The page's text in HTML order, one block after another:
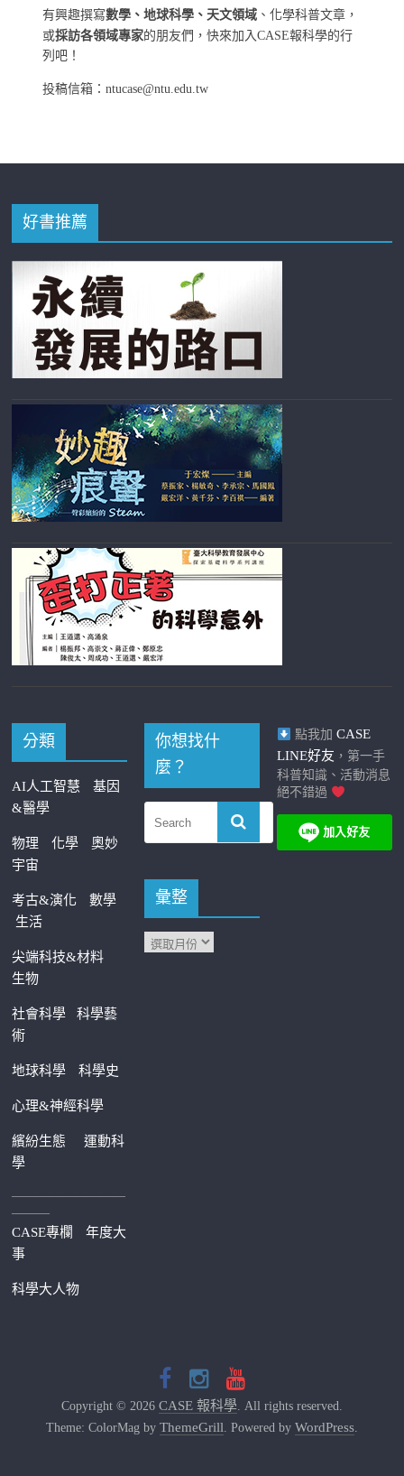
有興趣撰寫數學、地球科學、天文領域 、化學科普文章，
或採訪各領域專家的朋友們，快來加入CASE報科學的行
列吧！
投稿信箱：ntucase@ntu.edu.tw
好書推薦
分類
AI人工智慧
基因
&醫學
物理 化學
奧妙
宇宙
考古&演化
數學
生活
尖端科技&材料
生物
社會科學科學藝
術
地球科學 科學史
心理&神經科學
繽紛生態運動科
學
—————————
———
CASE專欄
年度大
事
科學大人物
你想找什
麼？
彙整
點我加 CASE
LINE好友 ，第一手
科普知識、活動消息
絕不錯過
Copyright © 2026 CASE 報科學. All rights reserved.
Theme: ColorMag by ThemeGrill. Powered by WordPress.